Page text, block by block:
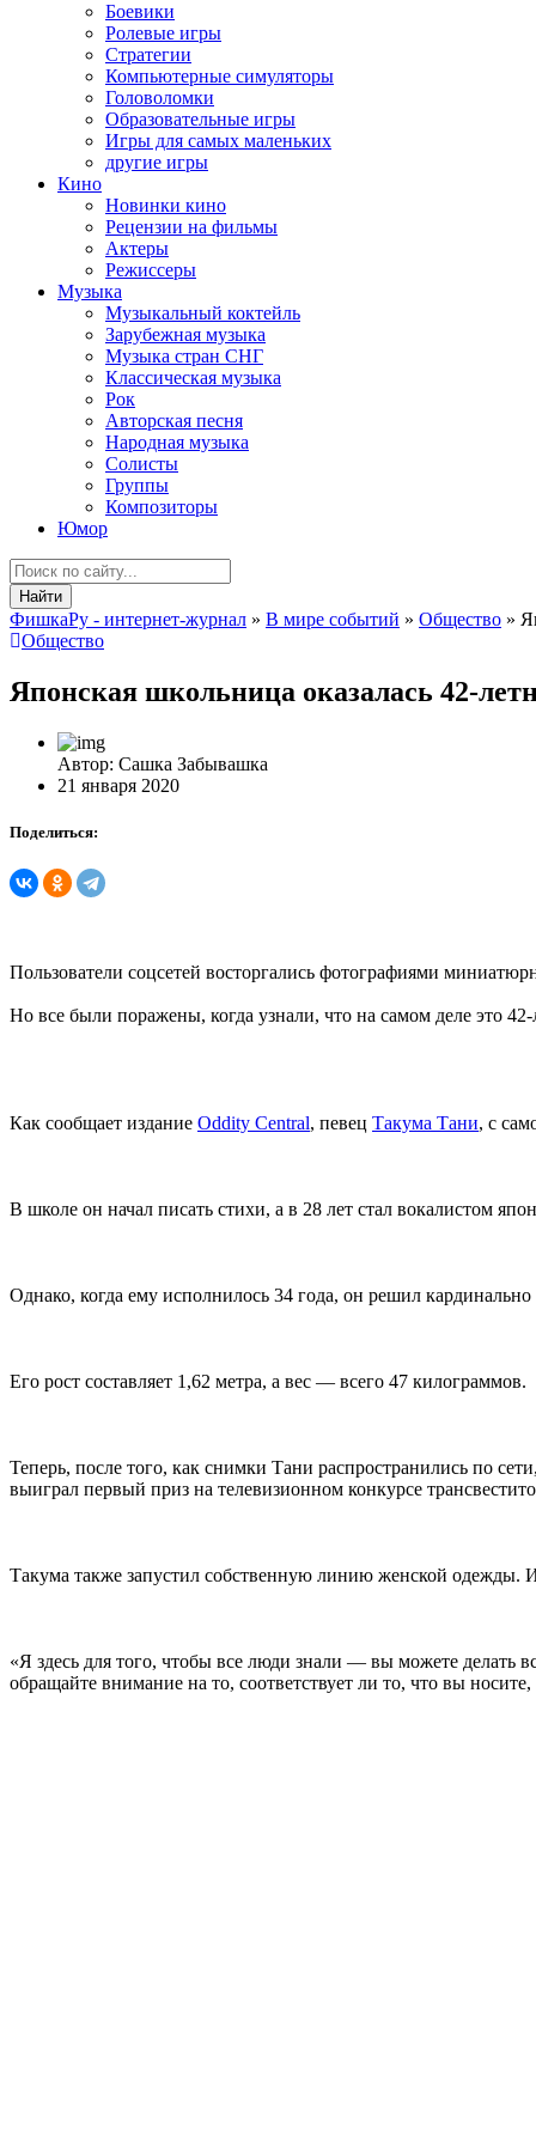
Боевики
Ролевые игры
Стратегии
Компьютерные симуляторы
Головоломки
Образовательные игры
Игры для самых маленьких
другие игры
Кино
Новинки кино
Рецензии на фильмы
Актеры
Режиссеры
Музыка
Музыкальный коктейль
Зарубежная музыка
Музыка стран СНГ
Классическая музыка
Рок
Авторская песня
Народная музыка
Солисты
Группы
Композиторы
Юмор
Найти
ФишкаРу - интернет-журнал » В мире событий » Общество »
Общество
Японская школьница оказалась 42-
Автор: Сашка Забывашка
21 января 2020
Поделиться:
Пользователи соцсетей восторгались фотографиями
Но все были поражены, когда узнали, что на самом деле это
Как сообщает издание Oddity Central, певец Такума Тани, с
В школе он начал писать стихи, а в 28 лет стал вокалистом
Однако, когда ему исполнилось 34 года, он решил
Его рост составляет 1,62 метра, а вес — всего 47 килограммов.
Теперь, после того, как снимки Тани распространились по
выиграл первый приз на телевизионном конкурсе
Такума также запустил собственную линию женской одежды.
«Я здесь для того, чтобы все люди знали — вы можете делать
обращайте внимание на то, соответствует ли то, что вы